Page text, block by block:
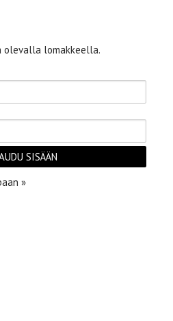
olevalla lomakkeella.
»